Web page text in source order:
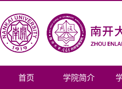
首页 学院简介